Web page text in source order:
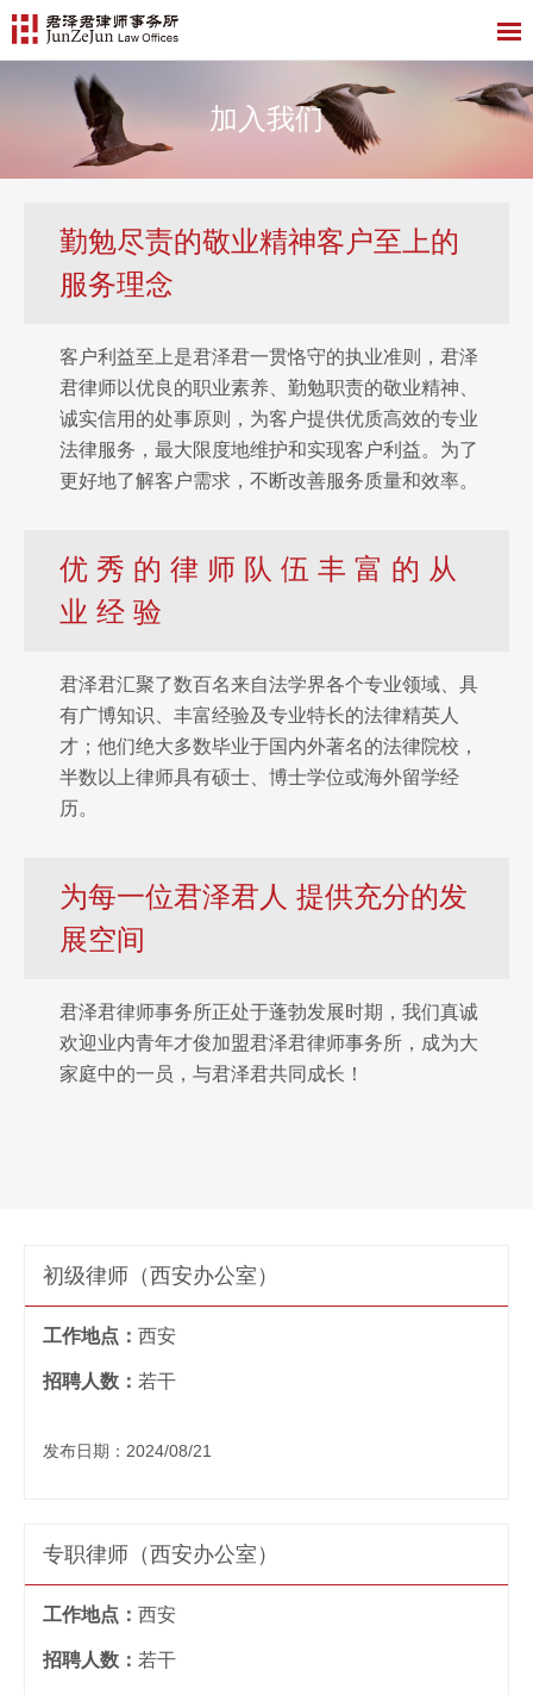
加入我们
勤勉尽责的敬业精神客户至上的
服务理念
客户利益至上是君泽君一贯恪守的执业准则，君泽
君律师以优良的职业素养、勤勉职责的敬业精神、
诚实信用的处事原则，为客户提供优质高效的专业
法律服务，最大限度地维护和实现客户利益。为了
更好地了解客户需求，不断改善服务质量和效率。
优 秀 的 律 师 队 伍 丰 富 的 从
业 经 验
君泽君汇聚了数百名来自法学界各个专业领域、具
有广博知识、丰富经验及专业特长的法律精英人
才；他们绝大多数毕业于国内外著名的法律院校，
半数以上律师具有硕士、博士学位或海外留学经
历。
为每一位君泽君人 提供充分的发
展空间
君泽君律师事务所正处于蓬勃发展时期，我们真诚
欢迎业内青年才俊加盟君泽君律师事务所，成为大
家庭中的一员，与君泽君共同成长！
初级律师（西安办公室）
工作地点： 西安
招聘人数： 若干
发布日期：2024/08/21
专职律师（西安办公室）
工作地点： 西安
招聘人数： 若干